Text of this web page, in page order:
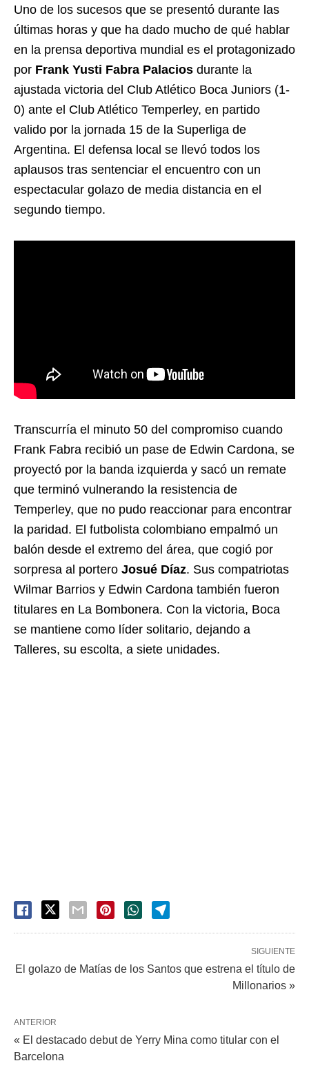
Uno de los sucesos que se presentó durante las
últimas horas y que ha dado mucho de qué hablar
en la prensa deportiva mundial es el protagonizado
por Frank Yusti Fabra Palacios durante la
ajustada victoria del Club Atlético Boca Juniors (1-
0) ante el Club Atlético Temperley, en partido
valido por la jornada 15 de la Superliga de
Argentina. El defensa local se llevó todos los
aplausos tras sentenciar el encuentro con un
espectacular golazo de media distancia en el
segundo tiempo.
Transcurría el minuto 50 del compromiso cuando
Frank Fabra recibió un pase de Edwin Cardona, se
proyectó por la banda izquierda y sacó un remate
que terminó vulnerando la resistencia de
Temperley, que no pudo reaccionar para encontrar
la paridad. El futbolista colombiano empalmó un
balón desde el extremo del área, que cogió por
sorpresa al portero Josué Díaz. Sus compatriotas
Wilmar Barrios y Edwin Cardona también fueron
titulares en La Bombonera. Con la victoria, Boca
se mantiene como líder solitario, dejando a
Talleres, su escolta, a siete unidades.
SIGUIENTE
El golazo de Matías de los Santos que estrena el título de
Millonarios »
ANTERIOR
« El destacado debut de Yerry Mina como titular con el
Barcelona